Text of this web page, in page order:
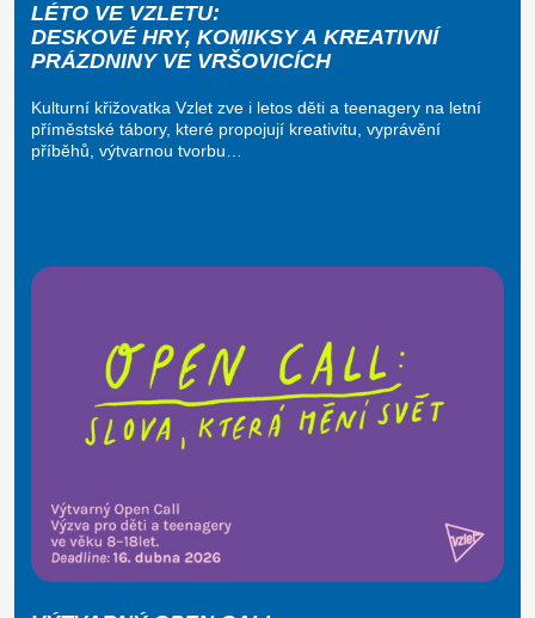
LÉTO VE VZLETU:
DESKOVÉ HRY, KOMIKSY A KREATIVNÍ
PRÁZDNINY VE VRŠOVICÍCH
Kulturní křižovatka Vzlet zve i letos děti a teenagery na letní
příměstské tábory, které propojují kreativitu, vyprávění
příběhů, výtvarnou tvorbu…